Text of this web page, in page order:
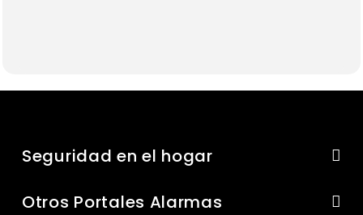
Seguridad en el hogar
Otros Portales Alarmas